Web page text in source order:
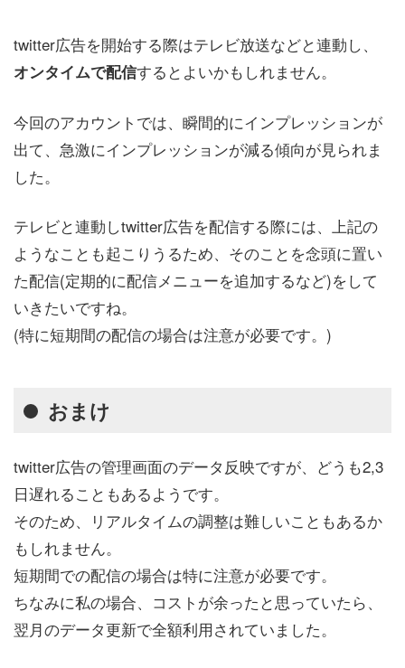
twitter広告を開始する際はテレビ放送などと連動し、
オンタイムで配信するとよいかもしれません。
今回のアカウントでは、瞬間的にインプレッションが
出て、急激にインプレッションが減る傾向が見られま
した。
テレビと連動しtwitter広告を配信する際には、上記の
ようなことも起こりうるため、そのことを念頭に置い
た配信(定期的に配信メニューを追加するなど)をして
いきたいですね。
(特に短期間の配信の場合は注意が必要です。)
おまけ
twitter広告の管理画面のデータ反映ですが、どうも2,3
日遅れることもあるようです。
そのため、リアルタイムの調整は難しいこともあるか
もしれません。
短期間での配信の場合は特に注意が必要です。
ちなみに私の場合、コストが余ったと思っていたら、
翌月のデータ更新で全額利用されていました。